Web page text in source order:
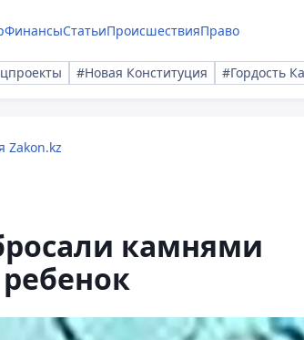
ФинансыСтатьиПроисшествияПраво
#Новая Конституция #Гордость
Zakon.kz
камнями